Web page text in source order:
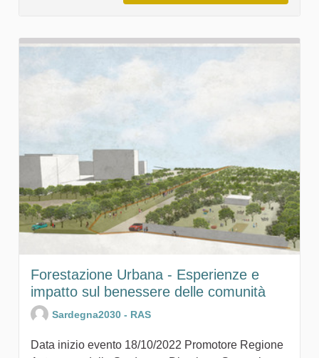
Forestazione Urbana - Esperienze e
impatto sul benessere delle comunità
Sardegna2030 - RAS
Data inizio evento 18/10/2022 Promotore Regione